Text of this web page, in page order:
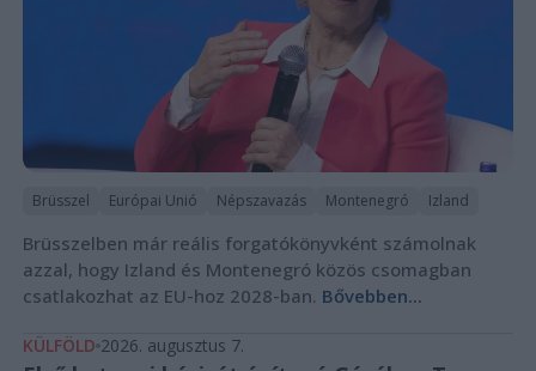
Brüsszel Európai Unió Népszavazás Montenegró Izland
Brüsszelben már reális forgatókönyvként számolnak
azzal, hogy Izland és Montenegró közös csomagban
csatlakozhat az EU-hoz 2028-ban. Bővebben...
KÜLFÖLD 2026. augusztus 7.